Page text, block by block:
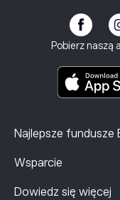
Pobierz naszą
Najlepsze fundusze
Wsparcie
Dowiedz się więcej
eToro Akademia
Stopka redakcyjna
Informacje o ryzyku
Dokumenty
Dane dotyczące
Ubezpieczenie